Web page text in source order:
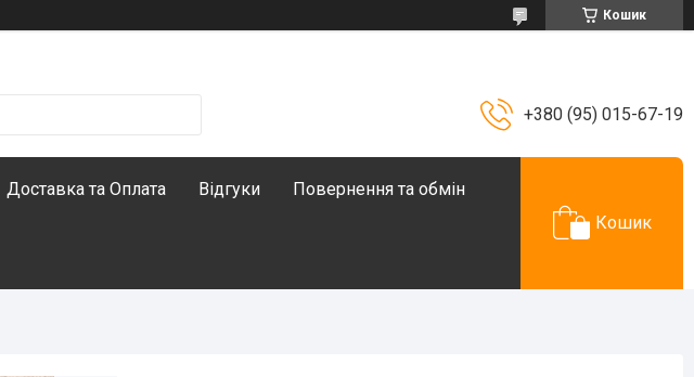
Кошик
+380 (95) 015-67-19
Доставка та Оплата Відгуки Повернення та обмін
Кошик